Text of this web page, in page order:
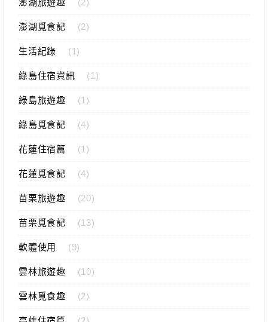
澎湖旅遊趣 (2)
澎湖覓食記 (2)
生活紀錄 (1)
綠島住宿資訊 (1)
綠島旅遊趣 (1)
綠島覓食記 (4)
花蓮住宿篇 (1)
花蓮覓食記 (4)
苗栗旅遊趣 (20)
苗栗覓食記 (13)
軟體使用 (9)
雲林旅遊趣 (10)
雲林覓食趣 (2)